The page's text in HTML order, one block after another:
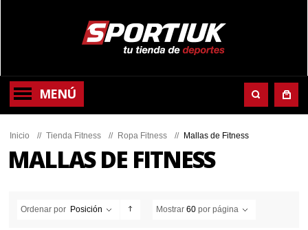
MENÚ
Inicio // Tienda Fitness // Ropa Fitness // Mallas de Fitness
MALLAS DE FITNESS
Ordenar por Posición Mostrar 60 por página